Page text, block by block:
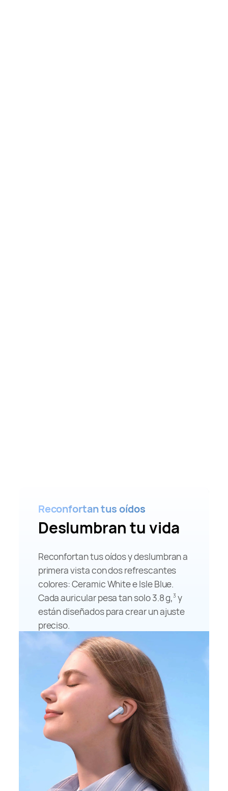
Reconfortan tus oídos
Deslumbran tu vida
Reconfortan tus oídos y deslumbran a
primera vista con dos refrescantes
colores: Ceramic White e Isle Blue.
Cada auricular pesa tan solo3.8 g,3 y
están diseñados para crear un ajuste
preciso.
Optimizados
y estilizados
Gracias a más de 300,000 muestras de
conductos auditivos y a un análisis
ergonómico basado ensimulaciones.
Optimizados
y estilizados
Gracias a más de 300,000 muestras de